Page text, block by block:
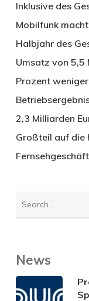
Inklusive des
Mobilfunk
Halbjahr des
Umsatz von 5,5
Prozent
2,3 Milliarden
Großteil auf die
News